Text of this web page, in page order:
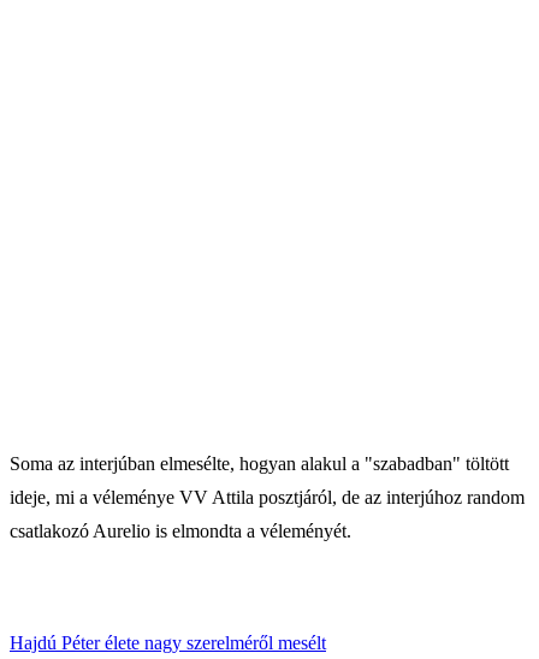
Soma az interjúban elmesélte, hogyan alakul a "szabadban" töltött
ideje, mi a véleménye VV Attila posztjáról, de az interjúhoz random
csatlakozó Aurelio is elmondta a véleményét.
Hajdú Péter élete nagy szerelméről mesélt